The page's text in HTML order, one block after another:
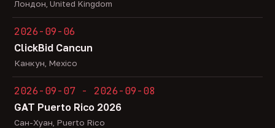
Лондон, United Kingdom
2026-09-06
ClickBid Cancun
Канкун, Mexico
2026-09-07 - 2026-09-08
GAT Puerto Rico 2026
Сан-Хуан, Puerto Rico